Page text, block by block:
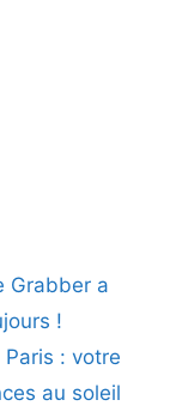
Grabber a
!
: votre
au soleil